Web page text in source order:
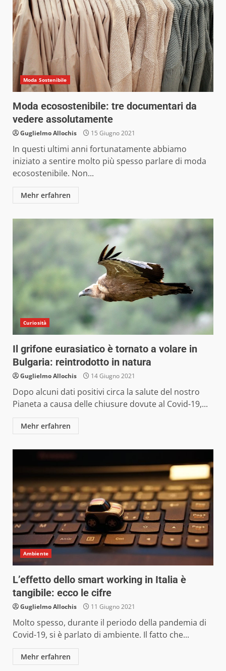
Moda Sostenibile
Moda ecosostenibile: tre documentari da
vedere assolutamente
Guglielmo Allochis 15 Giugno 2021
In questi ultimi anni fortunatamente abbiamo
iniziato a sentire molto più spesso parlare di moda
ecosostenibile. Non...
Mehr erfahren
Curiosità
Il grifone eurasiatico è tornato a volare in
Bulgaria: reintrodotto in natura
Guglielmo Allochis 14 Giugno 2021
Dopo alcuni dati positivi circa la salute del nostro
Pianeta a causa delle chiusure dovute al Covid-19,...
Mehr erfahren
Ambiente
L’effetto dello smart working in Italia è
tangibile: ecco le cifre
Guglielmo Allochis 11 Giugno 2021
Molto spesso, durante il periodo della pandemia di
Covid-19, si è parlato di ambiente. Il fatto che...
Mehr erfahren